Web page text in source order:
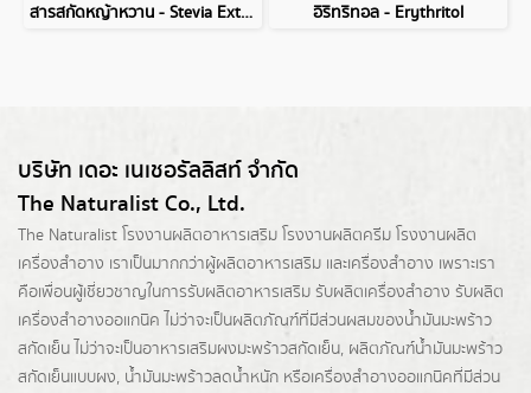
สารสกัดหญ้าหวาน - Stevia Extract อิริทริทอล - Erythritol
บริษัท เดอะ เนเชอรัลลิสท์ จำกัด
The Naturalist Co., Ltd.
The Naturalist โรงงานผลิตอาหารเสริม โรงงานผลิตครีม โรงงานผลิต
เครื่องสำอาง เราเป็นมากกว่าผู้ผลิตอาหารเสริม และเครื่องสำอาง เพราะเรา
คือเพื่อนผู้เชี่ยวชาญในการรับผลิตอาหารเสริม รับผลิตเครื่องสำอาง รับผลิต
เครื่องสำอางออแกนิค ไม่ว่าจะเป็นผลิตภัณฑ์ที่มีส่วนผสมของน้ำมันมะพร้าว
สกัดเย็น ไม่ว่าจะเป็นอาหารเสริมผงมะพร้าวสกัดเย็น, ผลิตภัณฑ์น้ำมันมะพร้าว
สกัดเย็นแบบผง, น้ำมันมะพร้าวลดน้ำหนัก หรือเครื่องสำอางออแกนิคที่มีส่วน